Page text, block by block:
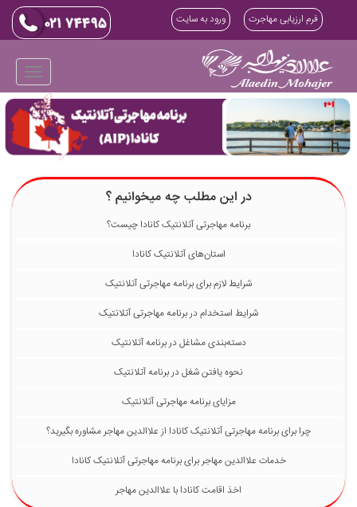
فرم ارزیابی مهاجرت ورود به سایت
در این مطلب چه میخوانیم ؟
برنامه مهاجرتی آتلانتیک کانادا چیست؟
استان‌های آتلانتیک کانادا
شرایط لازم برای برنامه مهاجرتی آتلانتیک
شرایط استخدام در برنامه مهاجرتی آتلانتیک
دسته‌بندی مشاغل در برنامه آتلانتیک
نحوه یافتن شغل در برنامه آتلانتیک
مزایای برنامه مهاجرتی آتلانتیک
چرا برای برنامه مهاجرتی آتلانتیک کانادا از علاالدین مهاجر مشاوره بگیرید؟
خدمات علاالدین مهاجر برای برنامه مهاجرتی آتلانتیک کانادا
اخذ اقامت کانادا با علاالدین مهاجر